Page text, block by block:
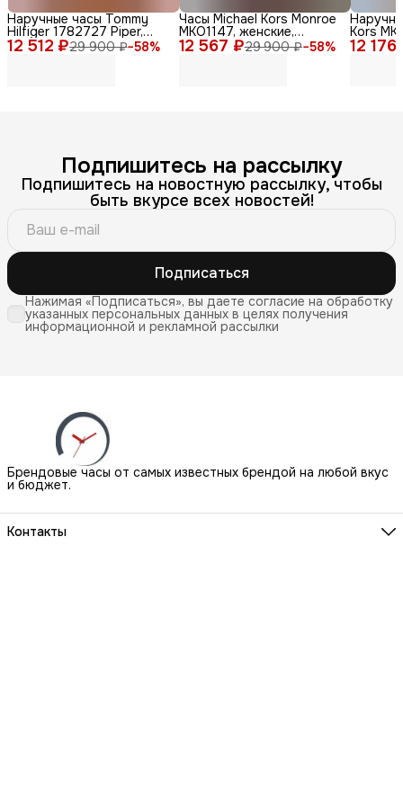
12 512 ₽29 900 ₽−58%
Наручные часы Tommy
Hilfiger 1782727 Piper,
женские, кварцевые,
нержавеющая сталь,
12 567 ₽29 900 ₽−58%
Часы Michael Kors Monroe
MKO1147, женские,
кварцевые, дизайн Zebra
Print
12 176
Kors
Подпишитесь на рассылку
Подпишитесь на новостную рассылку, чтобы
быть вкурсе всех новостей!
Подписаться
Нажимая «Подписаться», вы даете согласие на обработку
указанных персональных данных в целях получения
информационной и рекламной рассылки
Брендовые часы от самых известных брендой на любой вкус
и бюджет.
Контакты